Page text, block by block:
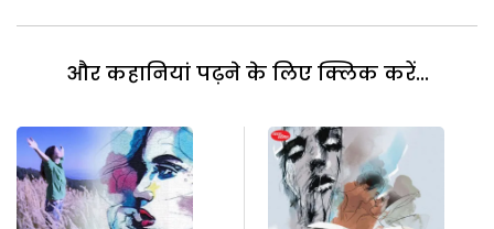
और कहानियां पढ़ने के लिए क्लिक करें...